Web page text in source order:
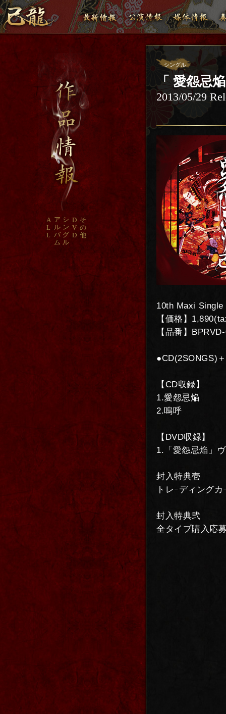
A
L
L
ア
ル
バ
ム
シ
ン
グ
ル
D
V
D
そ
の
他
シングル
「 愛怨忌
2013/05/29
10th Maxi Single
【価格】
【品番】
●CD(2SONGS)
【CD収録】
1.愛怨忌焔
2.嗚呼
【DVD収録】
1.「愛怨忌焔」
封入特典壱
トレｰディング
封入特典弐
全タイプ購入応